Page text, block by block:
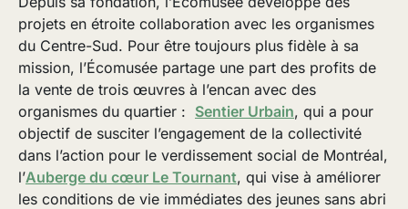
projets en étroite collaboration avec les organismes
du Centre-Sud. Pour être toujours plus fidèle à sa
mission, l’Écomusée partage une part des profits de
la vente de trois œuvres à l’encan avec des
organismes du quartier : Sentier Urbain, qui a pour
objectif de susciter l’engagement de la collectivité
dans l’action pour le verdissement social de Montréal,
l’Auberge du cœur Le Tournant, qui vise à améliorer
les conditions de vie immédiates des jeunes sans abri